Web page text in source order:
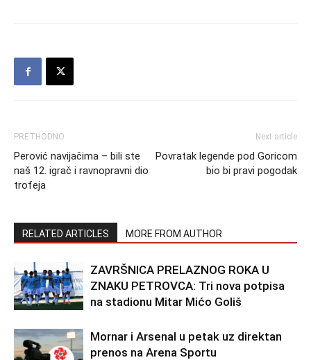
PRETHODNO
Perović navijačima – bili ste
naš 12. igrač i ravnopravni dio
trofeja
Next article
Povratak legende pod Goricom
bio bi pravi pogodak
RELATED ARTICLES MORE FROM AUTHOR
ZAVRŠNICA PRELAZNOG ROKA U
ZNAKU PETROVCA: Tri nova potpisa
na stadionu Mitar Mićo Goliš
Mornar i Arsenal u petak uz direktan
prenos na Arena Sportu